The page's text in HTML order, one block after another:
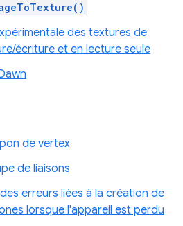
des textures de
écriture et en lecture seule
de vertex
de liaisons
erreurs liées à la création de
lorsque l'appareil est perdu